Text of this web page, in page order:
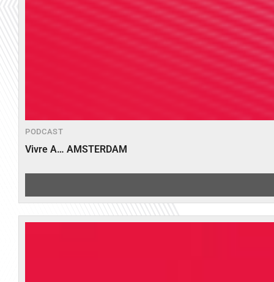
PODCAST
Vivre A… AMSTERDAM